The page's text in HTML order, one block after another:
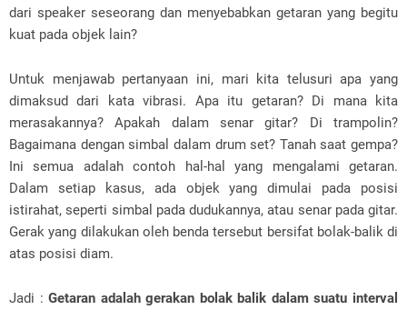
dari speaker seseorang dan menyebabkan getaran yang begitu
kuat pada objek lain?
Untuk menjawab pertanyaan ini, mari kita telusuri apa yang
dimaksud dari kata vibrasi. Apa itu getaran? Di mana kita
merasakannya? Apakah dalam senar gitar? Di trampolin?
Bagaimana dengan simbal dalam drum set? Tanah saat gempa?
Ini semua adalah contoh hal-hal yang mengalami getaran.
Dalam setiap kasus, ada objek yang dimulai pada posisi
istirahat, seperti simbal pada dudukannya, atau senar pada gitar.
Gerak yang dilakukan oleh benda tersebut bersifat bolak-balik di
atas posisi diam.
Jadi :Getaran adalah gerakan bolak balik dalam suatu interval